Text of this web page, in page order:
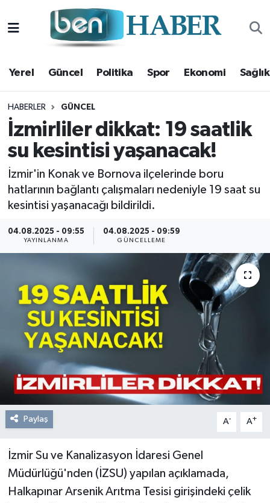
Yerel Güncel Politika Spor Ekonomi Sağlık
HABERLER GÜNCEL
İzmirliler dikkat: 19 saatlik
su kesintisi yaşanacak!
İzmir'in Konak ve Bornova ilçelerinde boru
hatlarının bağlantı çalışmaları nedeniyle 19 saat su
kesintisi yaşanacağı bildirildi.
04.08.2025 - 09:55
YAYINLANMA
04.08.2025 - 09:59
GÜNCELLEME
Paylaş A- A+
İzmir Su ve Kanalizasyon İdaresi Genel
Müdürlüğü'nden (İZSU) yapılan açıklamada,
Halkapınar Arsenik Arıtma Tesisi girişindeki çelik
Yerel
Güncel
Politika
Spor
Ekonomi
Sağlık
Magazin
Resmi Reklam
Röportajlar
Hava Durumu
Trafik Durumu
Süper Lig Puan Durumu ve Fikstür
Tüm Manşetler
Son Dakika Haberleri
Haber Arşivi